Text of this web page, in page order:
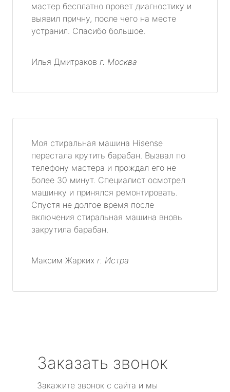
мастер бесплатно провет диагностику и
выявил причну, после чего на месте
устранил. Спасибо большое.
Илья Дмитраков г. Москва
Моя стиральная машина Hisense
перестала крутить барабан. Вызвал по
телефону мастера и прождал его не
более 30 минут. Специалист осмотрел
машинку и принялся ремонтировать.
Спустя не долгое время после
включения стиральная машина вновь
закрутила барабан.
Максим Жарких г. Истра
Заказать звонок
Закажите звонок с сайта и мы